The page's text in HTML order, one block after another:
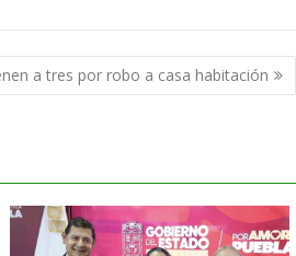
a tres por robo a casa habitación